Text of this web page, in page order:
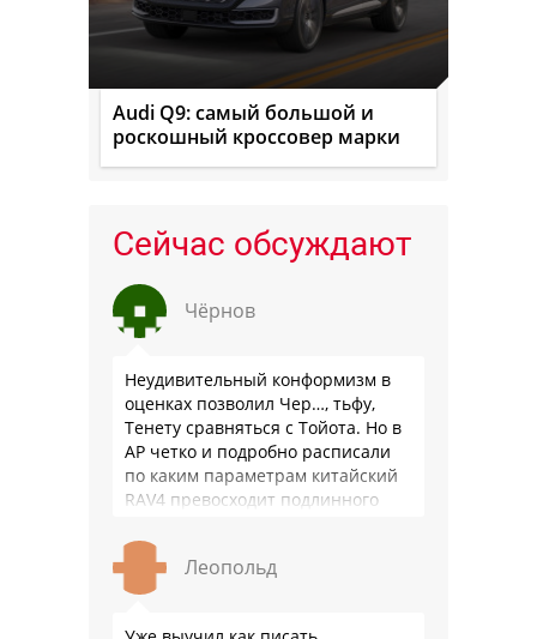
Audi Q9: самый большой и
роскошный кроссовер марки
Сейчас обсуждают
Чёрнов
Неудивительный конформизм в
оценках позволил Чер…, тьфу,
Тенету сравняться с Тойота. Но в
АР четко и подробно расписали
по каким параметрам китайский
RAV4 превосходит подлинного
подвеска едет ровно и приятно …
Леопольд